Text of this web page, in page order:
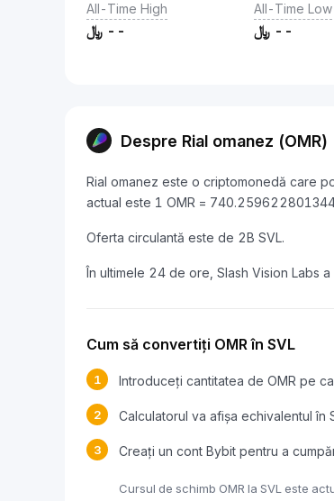
All-Time High
﷼ --
All-Time Low
﷼ --
Despre Rial omanez (OMR)
Rial omanez este o criptomonedă care
actual este 1 OMR =
Oferta circulantă este de 2B SVL.
În ultimele 24 de ore, Slash Vision Labs
Cum să convertiți OMR în SVL
1 Introduceți cantitatea de OMR pe
2 Calculatorul va afișa echivalentul în
3 Creați un cont Bybit pentru a
Cursul de schimb OMR la SVL este